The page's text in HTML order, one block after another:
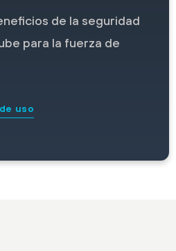
de la seguridad
para la fuerza de
uso